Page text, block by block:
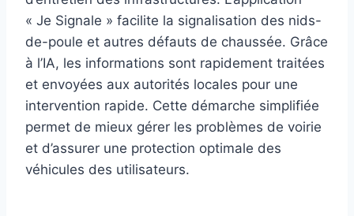
« Je Signale » facilite la signalisation des nids-
de-poule et autres défauts de chaussée. Grâce
à l’IA, les informations sont rapidement traitées
et envoyées aux autorités locales pour une
intervention rapide. Cette démarche simplifiée
permet de mieux gérer les problèmes de voirie
et d’assurer une protection optimale des
véhicules des utilisateurs.